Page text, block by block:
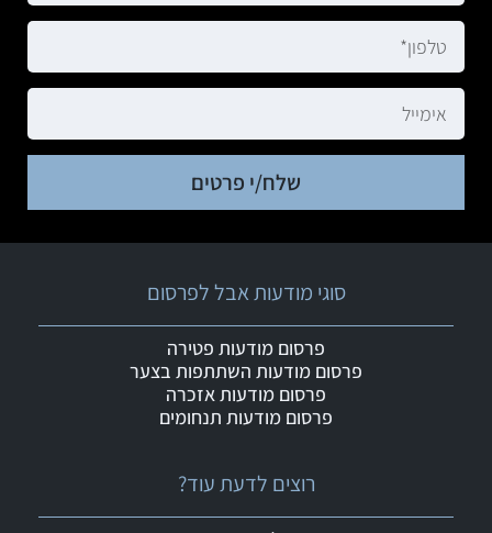
שלח/י פרטים
רוצים לדעת עוד?
סוגי מודעות אבל לפרסום
פרסום מודעות פטירה
פרסום מודעות השתתפות בצער
פרסום מודעות אזכרה
פרסום מודעות תנחומים